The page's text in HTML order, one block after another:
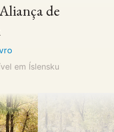
de
em Íslensku